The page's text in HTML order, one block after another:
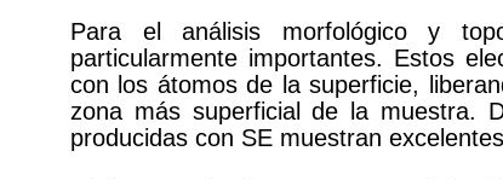
Para el análisis morfológico y
particularmente importantes. Estos
con los átomos de la superficie,
zona más superficial de la muestra.
producidas con SE muestran